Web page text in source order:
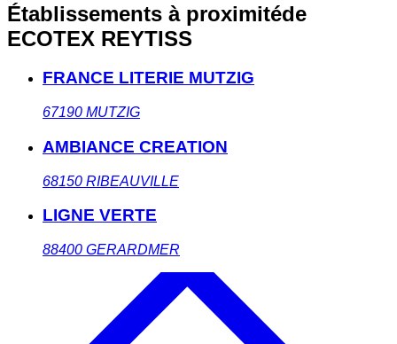
Établissements à proximitéde
ECOTEX REYTISS
FRANCE LITERIE MUTZIG
67190 MUTZIG
AMBIANCE CREATION
68150 RIBEAUVILLE
LIGNE VERTE
88400 GERARDMER